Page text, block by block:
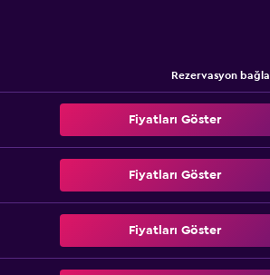
Rezervasyon
Fiyatları Göster
Fiyatları Göster
Fiyatları Göster